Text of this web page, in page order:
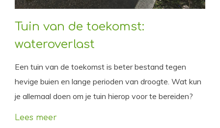
Tuin van de toekomst:
wateroverlast
Een tuin van de toekomst is beter bestand tegen
hevige buien en lange perioden van droogte. Wat kun
je allemaal doen om je tuin hierop voor te bereiden?
Lees meer